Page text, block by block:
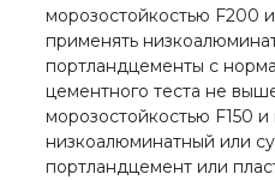
морозостойкостью F200
применять
портландцементы с
цементного теста не
морозостойкостью F150
низкоалюминатный или
портландцемент или